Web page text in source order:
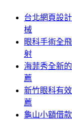
台北網頁設
械
眼科手術全
射
海菲秀全新
薦
新竹眼科有
薦
龜山小額借